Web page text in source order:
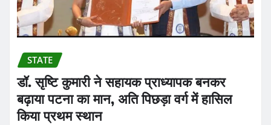
STATE
डॉ. सृष्टि कुमारी ने सहायक प्राध्यापक बनकर
बढ़ाया पटना का मान, अति पिछड़ा वर्ग में हासिल
किया प्रथम स्थान